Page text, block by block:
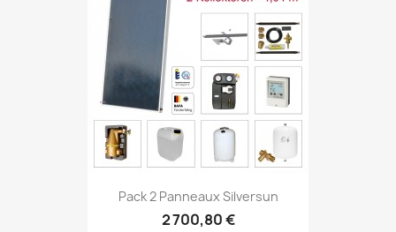
Pack 2 Panneaux Silversun
2 700,80 €